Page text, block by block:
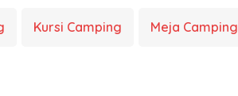
Kursi Camping Meja Camping